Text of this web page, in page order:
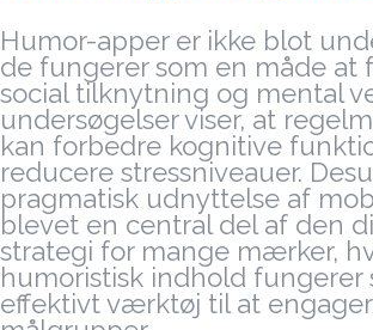
Humor-apper er ikke blot
de fungerer som en måde at
social tilknytning og mental
undersøgelser viser, at
kan forbedre kognitive
reducere stressniveauer.
pragmatisk udnyttelse af
blevet en central del af den
strategi for mange mærker,
humoristisk indhold fungerer
effektivt værktøj til at